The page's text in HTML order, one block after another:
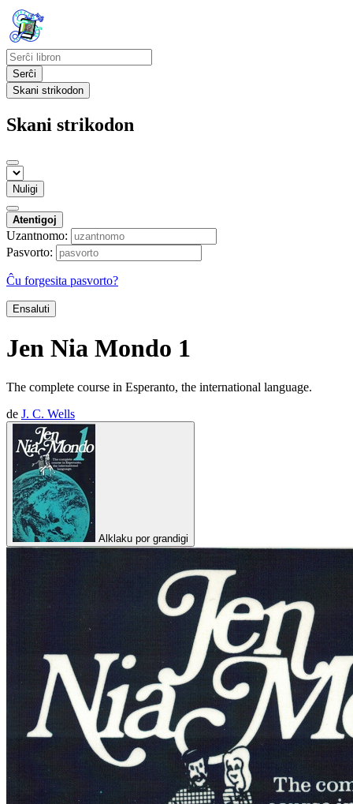
Serĉi
Skani strikodon
Skani strikodon
Nuligi
Atentigoj
Uzantnomo:
Pasvorto:
Ĉu forgesita pasvorto?
Ensaluti
Jen Nia Mondo 1
The complete course in Esperanto, the international language.
de J. C. Wells
Alklaku por grandigi